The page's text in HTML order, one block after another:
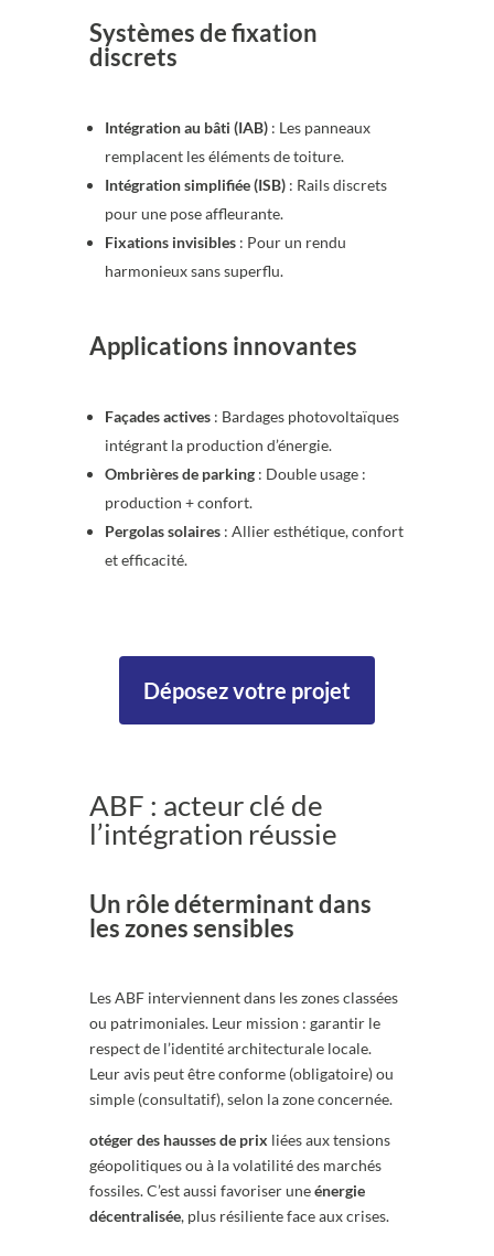
Systèmes de fixation
discrets
Intégration au bâti (IAB): Les panneaux
remplacent les éléments de toiture.
Intégration simplifiée (ISB): Rails discrets
pour une pose affleurante.
Fixations invisibles: Pour un rendu
harmonieux sans superflu.
Applications innovantes
Façades actives: Bardages photovoltaïques
intégrant la production d’énergie.
Ombrières de parking: Double usage :
production + confort.
Pergolas solaires: Allier esthétique, confort
et efficacité.
Déposez votre projet
ABF : acteur clé de
l’intégration réussie
Un rôle déterminant dans
les zones sensibles
Les ABF interviennent dans les zones classées
ou patrimoniales. Leur mission : garantir le
respect de l’identité architecturale locale.
Leur avis peut être conforme (obligatoire) ou
simple (consultatif), selon la zone concernée.
otéger des hausses de prix liées aux tensions
géopolitiques ou à la volatilité des marchés
fossiles. C’est aussi favoriser uneénergie
décentralisée, plus résiliente face aux crises.